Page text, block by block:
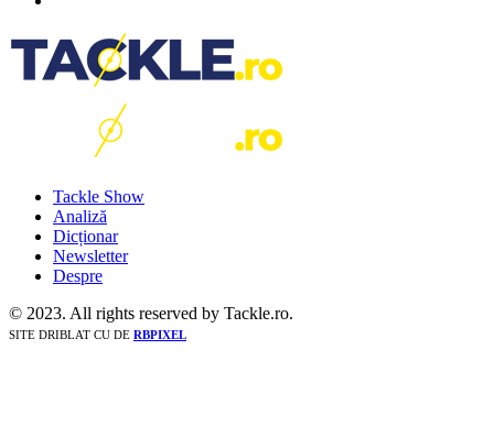
Tackle Show
Analiză
Dicționar
Newsletter
Despre
© 2023. All rights reserved by Tackle.ro.
SITE DRIBLAT CU DE RBPIXEL